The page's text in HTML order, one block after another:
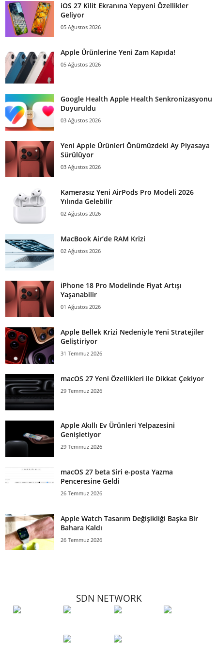
iOS 27 Kilit Ekranına Yepyeni Özellikler
Geliyor
05 Ağustos 2026
Apple Ürünlerine Yeni Zam Kapıda!
05 Ağustos 2026
Google Health Apple Health Senkronizasyonu
Duyuruldu
03 Ağustos 2026
Yeni Apple Ürünleri Önümüzdeki Ay Piyasaya
Sürülüyor
03 Ağustos 2026
Kamerasız Yeni AirPods Pro Modeli 2026
Yılında Gelebilir
02 Ağustos 2026
MacBook Air’de RAM Krizi
02 Ağustos 2026
iPhone 18 Pro Modelinde Fiyat Artışı
Yaşanabilir
01 Ağustos 2026
Apple Bellek Krizi Nedeniyle Yeni Stratejiler
Geliştiriyor
31 Temmuz 2026
macOS 27 Yeni Özellikleri ile Dikkat Çekiyor
29 Temmuz 2026
Apple Akıllı Ev Ürünleri Yelpazesini
Genişletiyor
29 Temmuz 2026
macOS 27 beta Siri e-posta Yazma
Penceresine Geldi
26 Temmuz 2026
Apple Watch Tasarım Değişikliği Başka Bir
Bahara Kaldı
26 Temmuz 2026
SDN NETWORK